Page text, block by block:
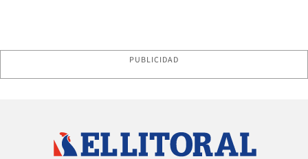
PUBLICIDAD